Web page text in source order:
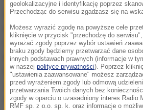
Do porwania doszło na terenie
Policjanci z Centralnego Biura
trop przestępcy we Wrocławiu,
krótkim pościgu. W samochodzie,
latek znajdowało się
szczęście chłopiec nie doznał
ciała.
geolokalizacyjne i identyfikację poprzez
Przechodząc do serwisu zgadzasz się na
Możesz wyrazić zgodę na powyższe cele
kliknięcie w przycisk "przechodzę do
wyrażać zgody poprzez wybór ustawień
braku zgody będziemy przetwarzać dane
innych podstawach prawnych (informacje w
w naszej polityce prywatności). Poprzez
"ustawienia zaawansowane" możesz
przed wyrażeniem zgody lub odmową
przetwarzania Twoich danych bez
zgody w oparciu o uzasadniony interes Radio
RMF sp. z o.o. sp. k. oraz informacje o